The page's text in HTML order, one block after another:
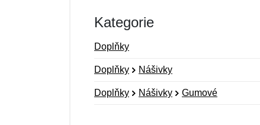
Kategorie
Doplňky
Doplňky Nášivky
Doplňky Nášivky Gumové